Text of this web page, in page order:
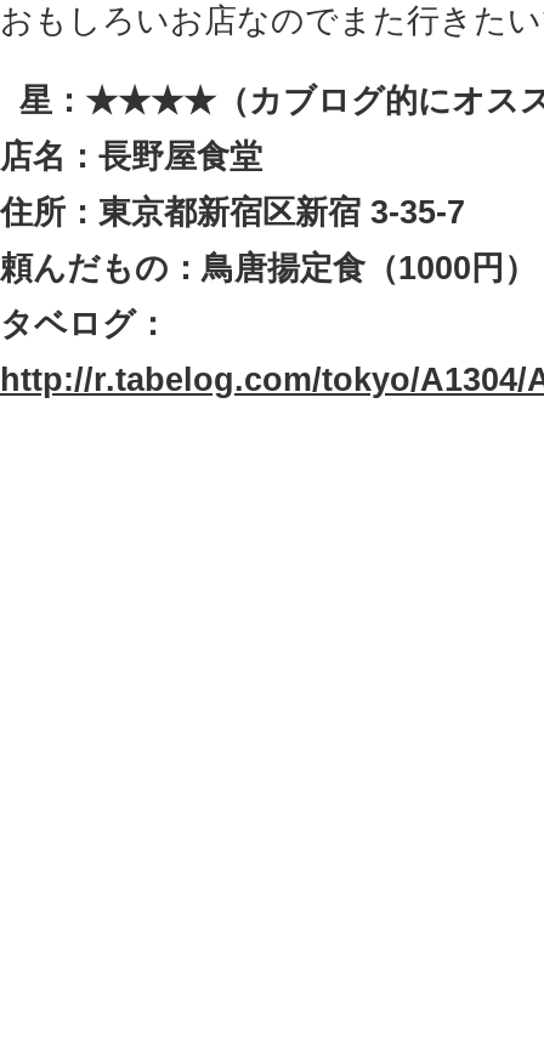
おもしろいお店なのでまた行きた
星：★★★★（カブログ的にオス
店名：長野屋食堂
住所：東京都新宿区新宿 3-35-7
頼んだもの：鳥唐揚定食（1000円）
タベログ：
http://r.tabelog.com/tokyo/A1304/